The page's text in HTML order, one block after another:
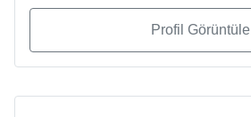
Profil Görüntüle